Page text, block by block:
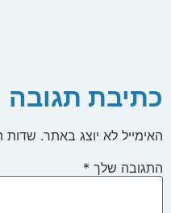
כתיבת תגובה
האימייל לא יוצג באתר. שדות
התגובה שלך *